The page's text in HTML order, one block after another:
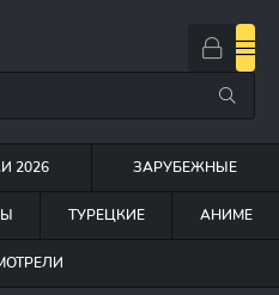
2026 ЗАРУБЕЖНЫЕ
ТУРЕЦКИЕ АНИМЕ